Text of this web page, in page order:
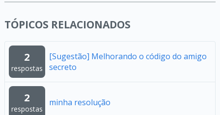
TÓPICOS RELACIONADOS
2
respostas
[Sugestão] Melhorando o código do amigo
secreto
2
respostas
minha resolução